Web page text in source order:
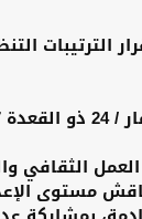
الترتيبات
2026م
الثقافي
مستوى